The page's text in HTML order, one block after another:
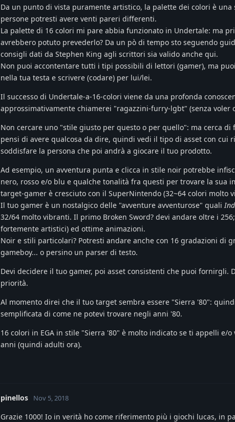
Da un punto di vista puramente artistico, la palette dei colori è
persone potresti avere venti pareri differenti.
La palette di 16 colori mi pare abbia funzionato in Undertale: ma
avrebbero potuto prevederlo? Da un pò di tempo sto seguendo
consigli dati da Stephen King agli scrittori sia valido anche qui.
Non puoi accontentare tutti i tipi possibili di lettori (gamer), ma
nella tua testa e scrivere (codare) per lui/lei.
Il successo di Undertale-a-16-colori viene da una profonda
approssimativamente chiamerei "ragazzini-furry-lgbt" (senza voler
Non cercare uno "stile giusto per questo o per quello": ma cerca
pensi di avere qualcosa da dire, quindi vedi il tipo di asset con cui
soddisfare la persona che poi andrà a giocare il tuo prodotto.
Ad esempio, un avventura punta e clicca in stile noir potrebbe
nero, rosso e/o blu e qualche tonalità fra questi per trovare la sua
target-gamer è cresciuto con il SuperNintendo (32~64 colori molto
Il tuo gamer è un nostalgico delle "avventure avventurose" quali
32/64 molto vibranti. Il primo Broken Sword? devi andare oltre i
fortemente artistici) ed ottime animazioni.
Noir e stili particolari? Potresti andare anche con 16 gradazioni di
gameboy... o persino un parser di testo.
Devi decidere il tuo gamer, poi asset consistenti che puoi fornirgli.
priorità.
Al momento direi che il tuo target sembra essere "Sierra '80":
semplificata di come ne potevi trovare negli anni '80.
16 colori in EGA in stile "Sierra '80" è molto indicato se ti appelli e/
anni (quindi adulti ora).
pinellos Nov 5, 2018
Grazie 1000! Io in verità ho come riferimento più i giochi lucas, in